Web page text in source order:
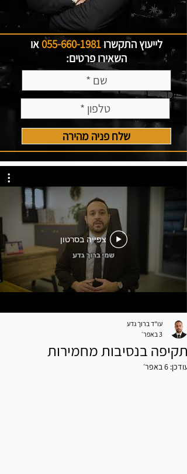
לייעוץ התקשרו055-660-1981או
השאירו פרטים:
שלח פניה מהירה
צפייה בסרטון
תקיפה בנסיבות מחמירות
עו"ד ברוך גדע
3 באפר׳
עודכן: 6 באפר׳